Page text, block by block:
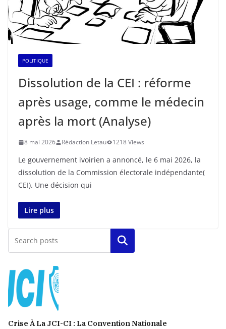
POLITIQUE
Dissolution de la CEI : réforme
après usage, comme le médecin
après la mort (Analyse)
8 mai 2026 Rédaction Letau 1218 Views
Le gouvernement ivoirien a annoncé, le 6 mai 2026, la
dissolution de la Commission électorale indépendante(
CEI). Une décision qui
Lire plus
Rechercher
Crise À La JCI-CI : La Convention Nationale